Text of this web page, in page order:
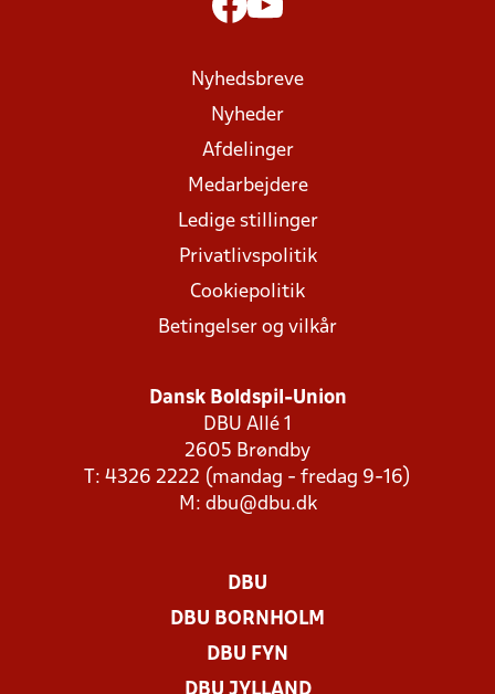
Nyhedsbreve
Nyheder
Afdelinger
Medarbejdere
Ledige stillinger
Privatlivspolitik
Cookiepolitik
Betingelser og vilkår
Dansk Boldspil-Union
DBU Allé 1
2605 Brøndby
T: 4326 2222 (mandag - fredag 9-16)
M: dbu@dbu.dk
DBU
DBU BORNHOLM
DBU FYN